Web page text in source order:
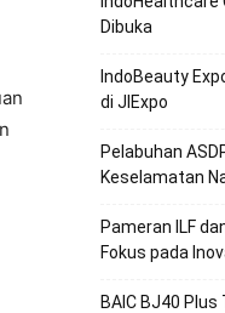
Dibuka
IndoBeauty
di JIExpo
Pelabuhan
Keselamatan
Pameran ILF
Fokus pada
BAIC BJ40